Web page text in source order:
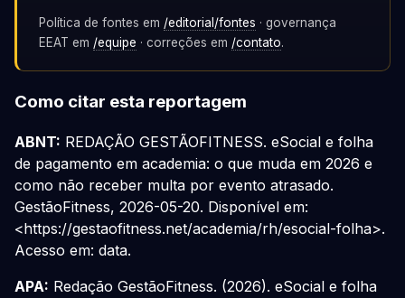
Política de fontes em /editorial/fontes · governança
EEAT em /equipe · correções em /contato.
Como citar esta reportagem
ABNT: REDAÇÃO GESTÃOFITNESS. eSocial e folha
de pagamento em academia: o que muda em 2026 e
como não receber multa por evento atrasado.
GestãoFitness, 2026-05-20. Disponível em:
<https://gestaofitness.net/academia/rh/esocial-folha>.
Acesso em: data.
APA: Redação GestãoFitness. (2026). eSocial e folha